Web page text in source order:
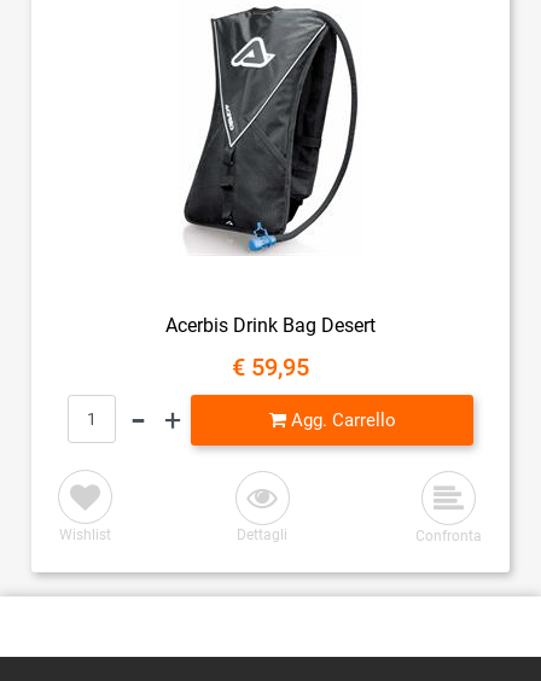
Acerbis Drink Bag Desert
€ 59,95
Quantità
Agg. Carrello
Wishlist Dettagli Confronta